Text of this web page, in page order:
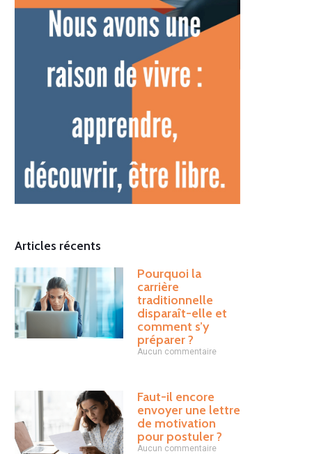
Articles récents
Pourquoi la
carrière
traditionnelle
disparaît-elle et
comment s’y
préparer ?
Aucun commentaire
Faut-il encore
envoyer une lettre
de motivation
pour postuler ?
Aucun commentaire